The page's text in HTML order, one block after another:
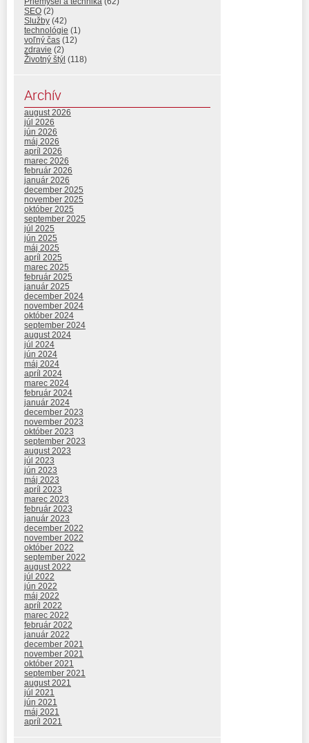
SEO (2)
Služby (42)
technológie (1)
voľný čas (12)
zdravie (2)
Životný štýl (118)
Archív
august 2026
júl 2026
jún 2026
máj 2026
apríl 2026
marec 2026
február 2026
január 2026
december 2025
november 2025
október 2025
september 2025
júl 2025
jún 2025
máj 2025
apríl 2025
marec 2025
február 2025
január 2025
december 2024
november 2024
október 2024
september 2024
august 2024
júl 2024
jún 2024
máj 2024
apríl 2024
marec 2024
február 2024
január 2024
december 2023
november 2023
október 2023
september 2023
august 2023
júl 2023
jún 2023
máj 2023
apríl 2023
marec 2023
február 2023
január 2023
december 2022
november 2022
október 2022
september 2022
august 2022
júl 2022
jún 2022
máj 2022
apríl 2022
marec 2022
február 2022
január 2022
december 2021
november 2021
október 2021
september 2021
august 2021
júl 2021
jún 2021
máj 2021
apríl 2021